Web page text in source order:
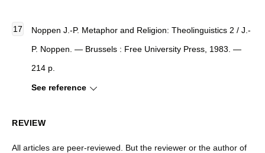
Noppen J.-P. Metaphor and Religion: Theolinguistics 2 / J.-
P. Noppen. — Brussels : Free University Press, 1983. —
214 p.
See reference
REVIEW
All articles are peer-reviewed. But the reviewer or the author of